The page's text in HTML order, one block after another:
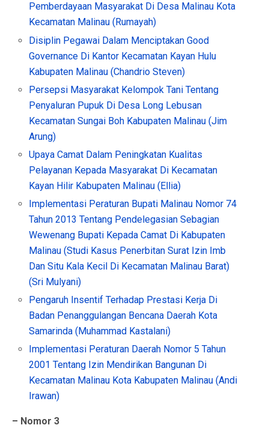
Pemberdayaan Masyarakat Di Desa Malinau Kota
Kecamatan Malinau (Rumayah)
Disiplin Pegawai Dalam Menciptakan Good
Governance Di Kantor Kecamatan Kayan Hulu
Kabupaten Malinau (Chandrio Steven)
Persepsi Masyarakat Kelompok Tani Tentang
Penyaluran Pupuk Di Desa Long Lebusan
Kecamatan Sungai Boh Kabupaten Malinau (Jim
Arung)
Upaya Camat Dalam Peningkatan Kualitas
Pelayanan Kepada Masyarakat Di Kecamatan
Kayan Hilir Kabupaten Malinau (Ellia)
Implementasi Peraturan Bupati Malinau Nomor 74
Tahun 2013 Tentang Pendelegasian Sebagian
Wewenang Bupati Kepada Camat Di Kabupaten
Malinau (Studi Kasus Penerbitan Surat Izin Imb
Dan Situ Kala Kecil Di Kecamatan Malinau Barat)
(Sri Mulyani)
Pengaruh Insentif Terhadap Prestasi Kerja Di
Badan Penanggulangan Bencana Daerah Kota
Samarinda (Muhammad Kastalani)
Implementasi Peraturan Daerah Nomor 5 Tahun
2001 Tentang Izin Mendirikan Bangunan Di
Kecamatan Malinau Kota Kabupaten Malinau (Andi
Irawan)
– Nomor 3